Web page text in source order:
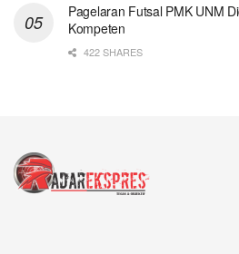
Pagelaran Futsal PMK UNM
Kompeten
422 SHARES